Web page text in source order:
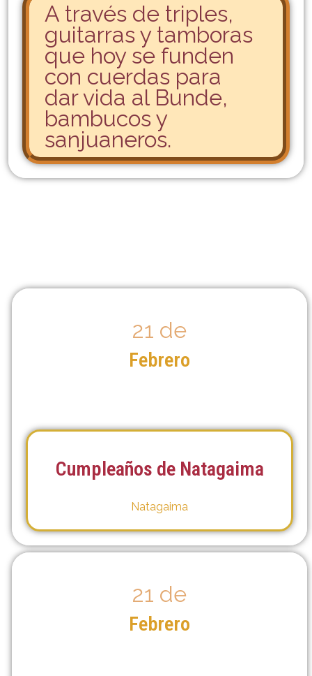
A través de triples,
guitarras y tamboras
que hoy se funden
con cuerdas para
dar vida al Bunde,
bambucos y
sanjuaneros.
21 de
Febrero
Cumpleaños de Natagaima
Natagaima
21 de
Febrero